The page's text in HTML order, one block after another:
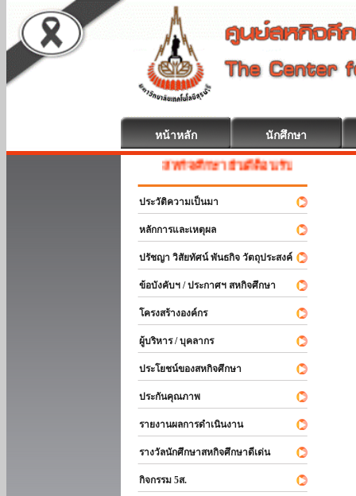
หน้าหลัก นักศึกษา
สหกิจศึกษา ยินดีต้อนรับ
ประวัติความเป็นมา
หลักการและเหตุผล
ปรัชญา วิสัยทัศน์ พันธกิจ วัตถุประสงค์
ข้อบังคับฯ / ประกาศฯ สหกิจศึกษา
โครงสร้างองค์กร
ผู้บริหาร / บุคลากร
ประโยชน์ของสหกิจศึกษา
ประกันคุณภาพ
รายงานผลการดำเนินงาน
รางวัลนักศึกษาสหกิจศึกษาดีเด่น
กิจกรรม 5ส.